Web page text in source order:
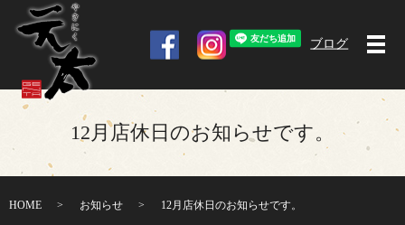
ブログ
メ
12月店休日のお知らせです。
HOME お知らせ 12月店休日のお知らせです。